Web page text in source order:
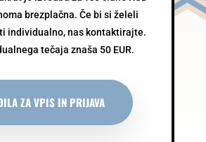
brezplačna. Če bi si želeli
individualno, nas kontaktirajte.
tečaja znaša 50 EUR.
ZA VPIS IN PRIJAVA